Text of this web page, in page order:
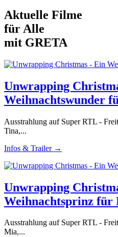
Aktuelle Filme
für Alle
mit GRETA
Unwrapping
Weihnachtswunder
Ausstrahlung auf Super RTL -
Tina,...
Infos & Trailer →
Unwrapping
Weihnachtsprinz für
Ausstrahlung auf Super RTL -
Mia,...